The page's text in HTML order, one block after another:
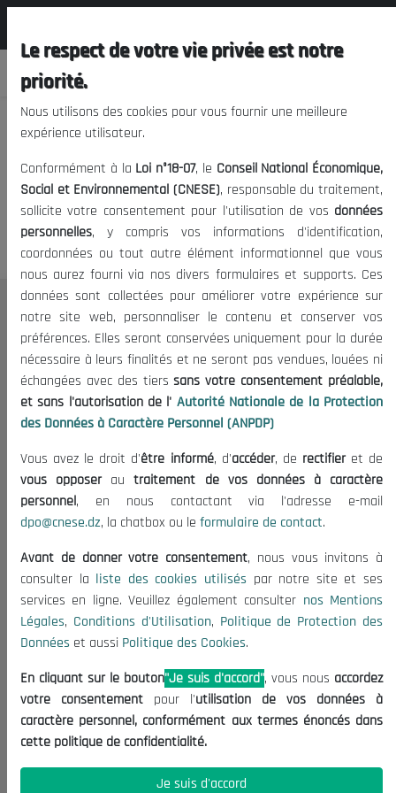
Nous vous prions de nous
excuser, mais l'accès à ce
contenu est restreint.
Le CNESE
A Propos
Le président
Organisation
Publications
Informations utiles
Appels d'offres et Consultations
Mentions Légales
Conditions d'Utilisation
Politique de Protection des Données
Politique des Cookies
Nous Contacter
(+213) 021 98 01 00|01|02
contact@cnese.dz
Suggestions ou Initiatives ?
Newsletter
dernières nouvelles.
Le respect de votre vie privée est notre
priorité.
Nous utilisons des cookies pour vous fournir une meilleure
expérience utilisateur.
Conformément à la Loi n°18-07, le Conseil National Économique,
Social et Environnemental (CNESE), responsable du traitement,
sollicite votre consentement pour l'utilisation de vos données
personnelles, y compris vos informations d'identification,
coordonnées ou tout autre élément informationnel que vous
nous aurez fourni via nos divers formulaires et supports. Ces
données sont collectées pour améliorer votre expérience sur
notre site web, personnaliser le contenu et conserver vos
préférences. Elles seront conservées uniquement pour la durée
nécessaire à leurs finalités et ne seront pas vendues, louées ni
échangées avec des tierssans votre consentement préalable,
et sans l'autorisation de l' Autorité Nationale de la Protection
des Données à Caractère Personnel (ANPDP)
Vous avez le droit d'être informé, d'accéder, de rectifieret de
vous opposerautraitement de vos données à caractère
personnel, en nous contactant via l'adresse e-mail
dpo@cnese.dz, la chatbox ou le formulaire de contact.
Avant de donner votre consentement, nous vous invitons à
consulter la liste des cookies utilisés par notre site et ses
services en ligne. Veuillez également consulter nos Mentions
Légales, Conditions d'Utilisation, Politique de Protection des
Données et aussi Politique des Cookies.
En cliquant sur le bouton"Je suis d'accord", vous nous accordez
votre consentement pour l'utilisation de vos données à
caractère personnel, conformément aux termes énoncés dans
cette politique de confidentialité.
Je suis d'accord